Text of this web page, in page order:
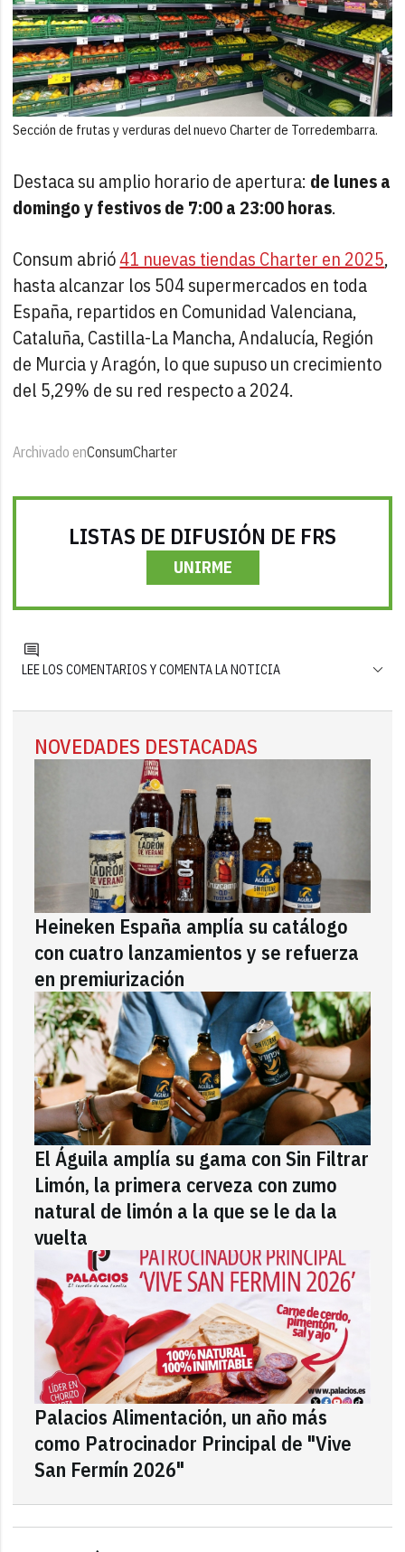
Sección de frutas y verduras del nuevo Charter de Torredembarra.
Destaca su amplio horario de apertura: de lunes a
domingo y festivos de 7:00 a 23:00 horas.
Consum abrió41 nuevas tiendas Charter en 2025,
hasta alcanzar los 504 supermercados en toda
España, repartidos en Comunidad Valenciana,
Cataluña, Castilla-La Mancha, Andalucía, Región
de Murcia y Aragón, lo que supuso un crecimiento
del 5,29% de su red respecto a 2024.
Archivado enConsumCharter
LISTAS DE DIFUSIÓN DE FRS
UNIRME
LEE LOS COMENTARIOS Y COMENTA LA NOTICIA
NOVEDADES DESTACADAS
Heineken España amplía su catálogo
con cuatro lanzamientos y se refuerza
en premiurización
El Águila amplía su gama con Sin Filtrar
Limón, la primera cerveza con zumo
natural de limón a la que se le da la
vuelta
Palacios Alimentación, un año más
como Patrocinador Principal de "Vive
San Fermín 2026"